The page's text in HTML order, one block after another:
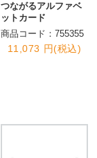
つながるアルファベ
ットカード
商品コード：755355
11,073 円(税込)